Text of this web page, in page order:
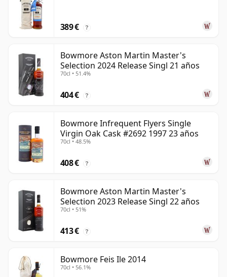
389 € ?
Bowmore Aston Martin Master's
Selection 2024 Release Singl 21 años
70cl • 51.4%
404 € ?
Bowmore Infrequent Flyers Single
Virgin Oak Cask #2692 1997 23 años
70cl • 48.5%
408 € ?
Bowmore Aston Martin Master's
Selection 2023 Release Singl 22 años
70cl • 51%
413 € ?
Bowmore Feis Ile 2014
70cl • 56.1%